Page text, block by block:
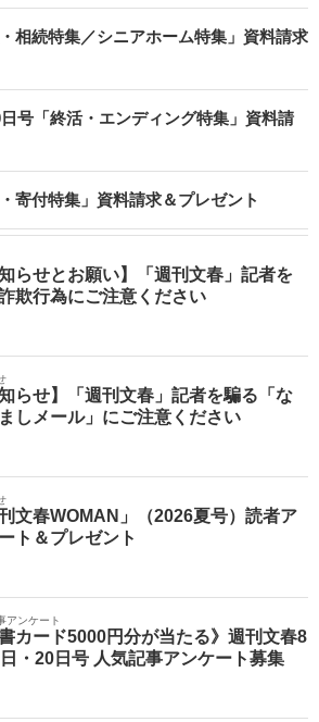
相続特集／シニアホーム特集」資料請求
号「終活・エンディング特集」資料請
寄付特集」資料請求＆プレゼント
知らせとお願い】「週刊文春」記者を
欺行為にご注意ください
知らせ】「週刊文春」記者を騙る「な
しメール」にご注意ください
刊文春WOMAN」（2026夏号）読者ア
ト＆プレゼント
アンケート
書カード5000円分が当たる》週刊文春8
・20日号 人気記事アンケート募集